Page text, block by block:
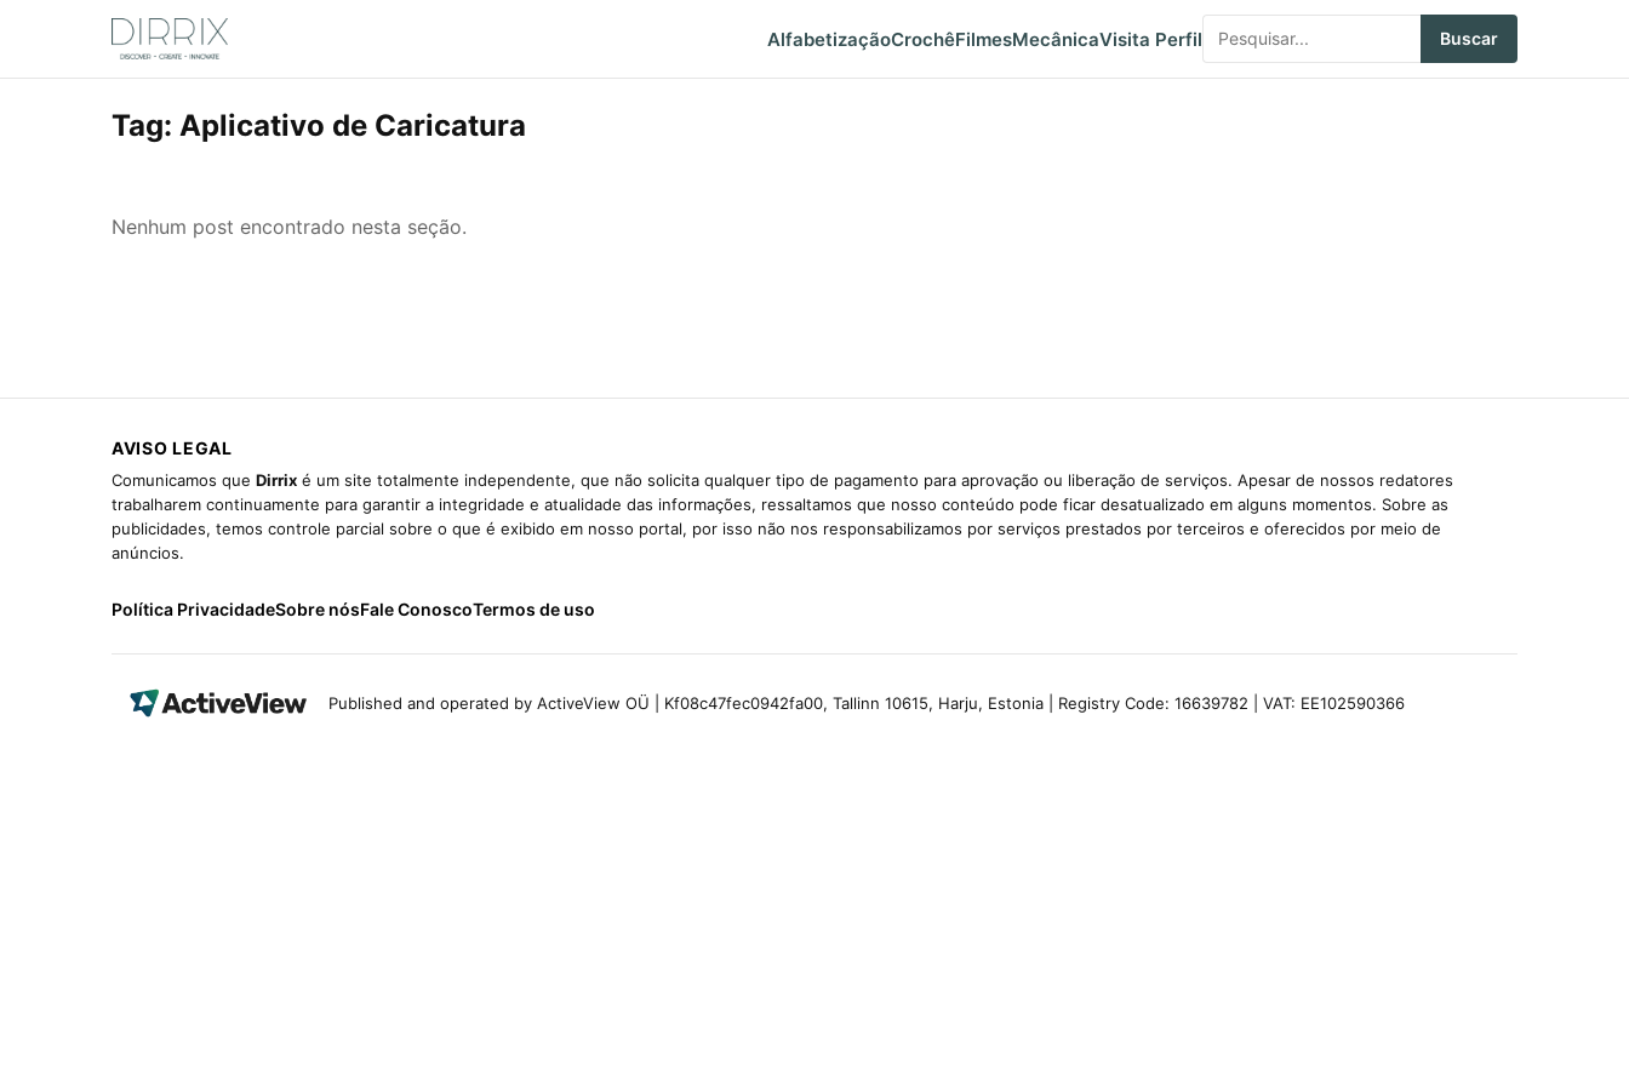
AlfabetizaçãoCrochêFilmesMecânicaVisita Perfil Buscar
Tag: Aplicativo de Caricatura
Nenhum post encontrado nesta seção.
AVISO LEGAL
Comunicamos que Dirrix é um site totalmente independente, que não solicita qualquer tipo de pagamento para aprovação ou liberação de serviços. Apesar de nossos redatores
trabalharem continuamente para garantir a integridade e atualidade das informações, ressaltamos que nosso conteúdo pode ficar desatualizado em alguns momentos. Sobre as
publicidades, temos controle parcial sobre o que é exibido em nosso portal, por isso não nos responsabilizamos por serviços prestados por terceiros e oferecidos por meio de
anúncios.
Política PrivacidadeSobre nósFale ConoscoTermos de uso
Published and operated by ActiveView OÜ | Kf08c47fec0942fa00, Tallinn 10615, Harju, Estonia | Registry Code: 16639782 | VAT: EE102590366